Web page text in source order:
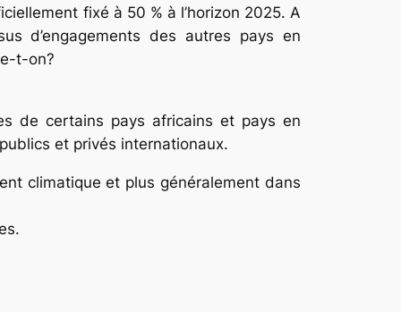
fixé à 50 % à l’horizon 2025. A
d’engagements des autres pays en
t-on?
de certains pays africains et pays en
et privés internationaux.
climatique et plus généralement dans